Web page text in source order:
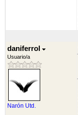
daniferrol
Usuario/a
Narón Utd.